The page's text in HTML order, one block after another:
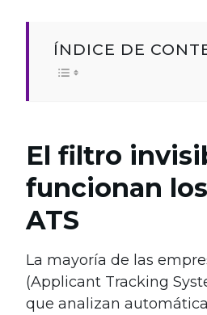
ÍNDICE DE
El filtro
funcionan
ATS
La mayoría de las
(Applicant Tracking
que analizan